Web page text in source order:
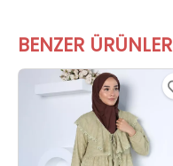
BENZER ÜRÜNLER